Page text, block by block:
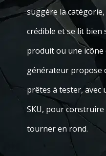
suggère la
crédible et se lit bien
produit ou une icône
générateur propose
prêtes à tester, avec
SKU, pour
tourner en rond.